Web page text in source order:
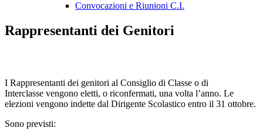
Convocazioni e Riunioni C.I.
Rappresentanti dei Genitori
I Rappresentanti dei genitori al Consiglio di Classe o di
Interclasse vengono eletti, o riconfermati, una volta l’anno. Le
elezioni vengono indette dal Dirigente Scolastico entro il 31 ottobre.
Sono previsti: